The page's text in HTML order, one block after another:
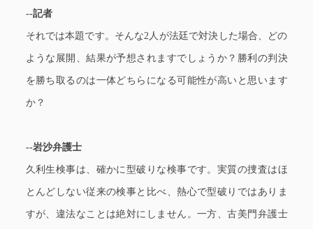
--記者
それでは本題です。そんな2人が法廷で対決した場合、どの
ような展開、結果が予想されますでしょうか？勝利の判決
を勝ち取るのは一体どちらになる可能性が高いと思います
か？
--岩沙弁護士
久利生検事は、確かに型破りな検事です。実質の捜査はほ
とんどしない従来の検事と比べ、熱心で型破りではありま
すが、違法なことは絶対にしません。一方、古美門弁護士